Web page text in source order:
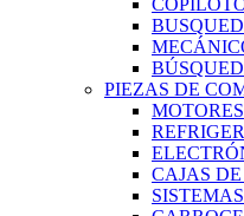
PIEZAS DE
MOTORES
CAJAS